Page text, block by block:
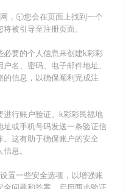
，🕤您会在页面上找到一个
被引导至注册页面。
要的个人信息来创建k彩彩
名、密码、电子邮件地址、
信息，以确保顺利完成注
行账户验证。 k彩彩民福地
或手机号码发送一条验证信
这有助于确保账户的安全
息。
置一些安全选项，以增强账